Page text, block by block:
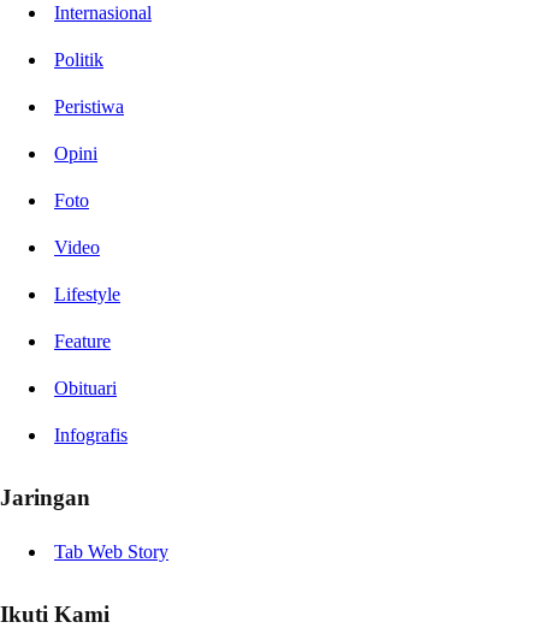
Internasional
Politik
Peristiwa
Opini
Foto
Video
Lifestyle
Feature
Obituari
Infografis
Jaringan
Tab Web Story
Ikuti Kami